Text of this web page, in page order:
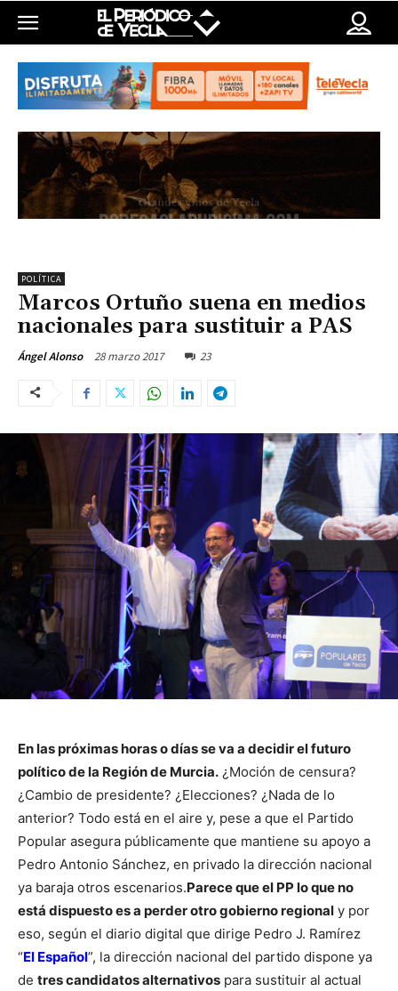
POLÍTICA
Marcos Ortuño suena en medios
nacionales para sustituir a PAS
Ángel Alonso 28 marzo 2017 23
En las próximas horas o días se va a decidir el futuro
político de la Región de Murcia. ¿Moción de censura?
¿Cambio de presidente? ¿Elecciones? ¿Nada de lo
anterior? Todo está en el aire y, pese a que el Partido
Popular asegura públicamente que mantiene su apoyo a
Pedro Antonio Sánchez, en privado la dirección nacional
ya baraja otros escenarios.Parece que el PP lo que no
está dispuesto es a perder otro gobierno regional y por
eso, según el diario digital que dirige Pedro J. Ramírez
“El Español”, la dirección nacional del partido dispone ya
de tres candidatos alternativos para sustituir al actual